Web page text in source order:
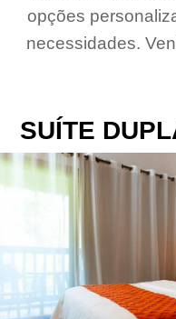
opções
necessidades.
SUÍTE